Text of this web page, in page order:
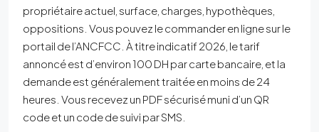
propriétaire actuel, surface, charges, hypothèques,
oppositions. Vous pouvez le commander en ligne sur le
portail de l’ANCFCC. À titre indicatif 2026, le tarif
annoncé est d’environ 100 DH par carte bancaire, et la
demande est généralement traitée en moins de 24
heures. Vous recevez un PDF sécurisé muni d’un QR
code et un code de suivi par SMS.